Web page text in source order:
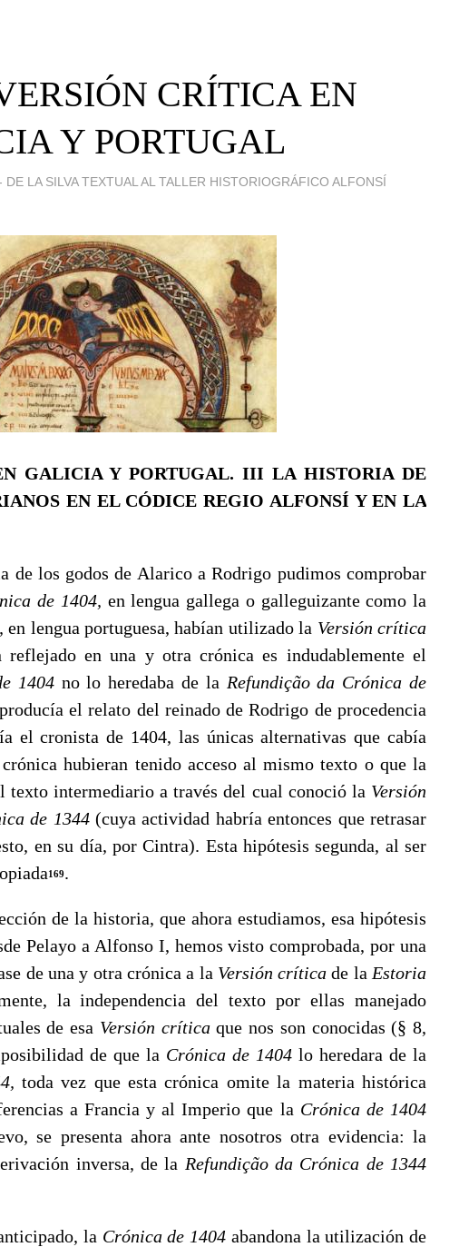
CRÍTICA EN
Y PORTUGAL
DE LA SILVA TEXTUAL AL TALLER HISTORIOGRÁFICO ALFONSÍ
GALICIA Y PORTUGAL.IIILA HISTORIA DE
EN EL CÓDICE REGIO ALFONSÍ Y EN LA
los godos de Alarico a Rodrigo pudimos comprobar
de 1404, en lengua gallega o galleguizante como la
en lengua portuguesa, habían utilizado la Versión crítica
en una y otra crónica es indudablemente el
1404 no lo heredaba de la Refundição da Crónica de
el relato del reinado de Rodrigo de proceden­cia
el cronista de 1404, las únicas alternativas que ca­bía
hubieran tenido acceso al mismo texto o que la
texto intermediario a través del cual conoció la Ver­sión
de 1344(cuya actividad habría entonces que retrasar
en su día, por Cintra). Esta hipótesis se­gunda, al ser
169.
de la historia, que ahora estudiamos, esa hipótesis
Pelayo a Alfonso I, hemos visto comprobada, por una
de una y otra crónica a la Versión críticade la Estoria
la independencia del texto por ellas mane­jado
de esa Versión críticaque nos son conocidas (§ 8,
de que la Crónica de 1404 lo heredara de la
toda vez que esta crónica omite la materia his­tórica
a Francia y al Imperio que la Crónica de 1404
se presenta ahora ante nosotros otra evidencia: la
inversa, de la Refundição da Crónica de 1344
la Crónica de 1404 abandona la utilización de